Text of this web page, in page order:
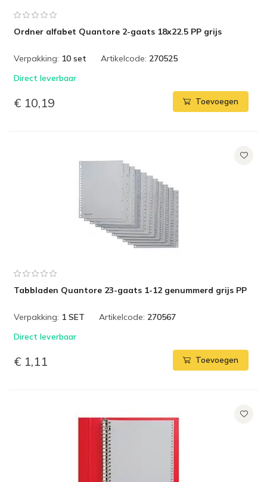
Ordner alfabet Quantore 2-gaats 18x22.5 PP grijs
Verpakking: 10 set Artikelcode: 270525
Direct leverbaar
€ 10,19 Toevoegen
Tabbladen Quantore 23-gaats 1-12 genummerd grijs PP
Verpakking: 1 SET Artikelcode: 270567
Direct leverbaar
€ 1,11 Toevoegen